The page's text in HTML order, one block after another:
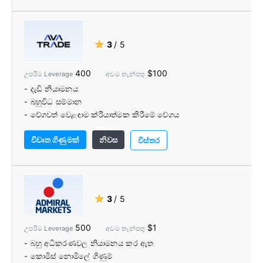
- Pro Trader මෙවලම්
★ 3 / 5
උපරිම Leverage 400 අවම තැන්පතු $100
- දැඩි නියාමනය
- බහුවිධ සම්මාන
- වේගවත් වෙළඳාම ක්රියාත්මක කිරීමේ වේගය
- කොමිස් නෑ
- බලවත් සහ නම්‍යශීලී වෙළඳ වේදිකා
- වෙළඳ උපකරණ විශාල තේරීමක්
- Autochartist
- සමාජ වෙළඳ වේදිකා
- හෙජිං සහ හිස්කබල් කිරීමට අවසර ඇත
විවෘත ගිණුමක් නිවස විස්තර
★ 3 / 5
උපරිම Leverage 500 අවම තැන්පතු $1
- බහු අධිකරණවල නියාමනය කර ඇත
- කොමිස් නොමිලේ ගිණුම්